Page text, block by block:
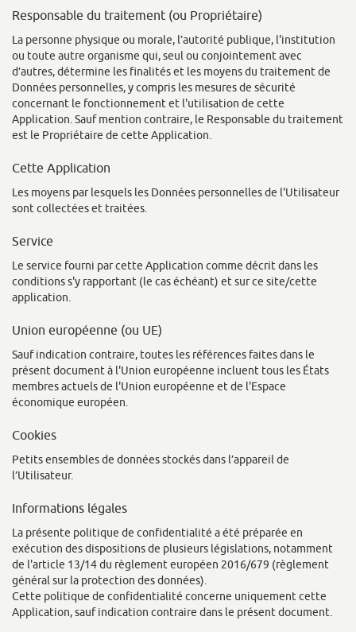
Responsable du traitement (ou Propriétaire)
La personne physique ou morale, l’autorité publique, l'institution
ou toute autre organisme qui, seul ou conjointement avec
d’autres, détermine les finalités et les moyens du traitement de
Données personnelles, y compris les mesures de sécurité
concernant le fonctionnement et l'utilisation de cette
Application. Sauf mention contraire, le Responsable du traitement
est le Propriétaire de cette Application.
Cette Application
Les moyens par lesquels les Données personnelles de l'Utilisateur
sont collectées et traitées.
Service
Le service fourni par cette Application comme décrit dans les
conditions s'y rapportant (le cas échéant) et sur ce site/cette
application.
Union européenne (ou UE)
Sauf indication contraire, toutes les références faites dans le
présent document à l'Union européenne incluent tous les États
membres actuels de l'Union européenne et de l'Espace
économique européen.
Cookies
Petits ensembles de données stockés dans l’appareil de
l’Utilisateur.
Informations légales
La présente politique de confidentialité a été préparée en
exécution des dispositions de plusieurs législations, notamment
de l'article 13/14 du règlement européen 2016/679 (règlement
général sur la protection des données).
Cette politique de confidentialité concerne uniquement cette
Application, sauf indication contraire dans le présent document.